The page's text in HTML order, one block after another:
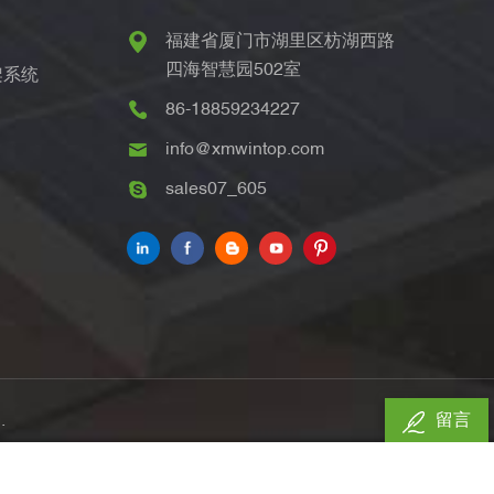
系统
福建省厦门市湖里区枋湖西路
四海智慧园502室
86-18859234227
info@xmwintop.com
sales07_605
留言